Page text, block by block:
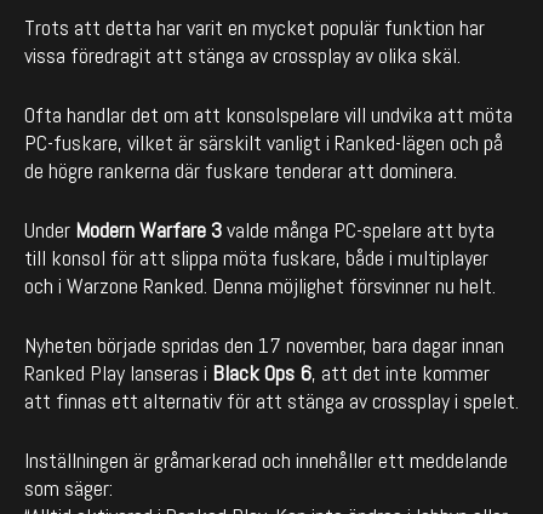
Trots att detta har varit en mycket populär funktion har
vissa föredragit att stänga av crossplay av olika skäl.
Ofta handlar det om att konsolspelare vill undvika att möta
PC-fuskare, vilket är särskilt vanligt i Ranked-lägen och på
de högre rankerna där fuskare tenderar att dominera.
Under Modern Warfare 3valde många PC-spelare att byta
till konsol för att slippa möta fuskare, både i multiplayer
och i Warzone Ranked. Denna möjlighet försvinner nu helt.
Nyheten började spridas den 17 november, bara dagar innan
Ranked Play lanseras i Black Ops 6, att det inte kommer
att finnas ett alternativ för att stänga av crossplay i spelet.
Inställningen är gråmarkerad och innehåller ett meddelande
som säger: